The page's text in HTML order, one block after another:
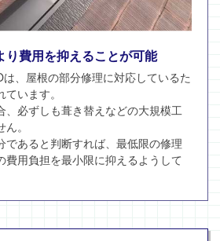
り費用を抑えることが可能
、屋根の部分修理に対応しているた
います。
、必ずしも葺き替えなどの大規模工
。
であると判断すれば、最低限の修理
費用負担を最小限に抑えるようして